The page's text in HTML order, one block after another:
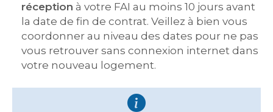
réception à votre FAI au moins 10 jours avant
la date de fin de contrat. Veillez à bien vous
coordonner au niveau des dates pour ne pas
vous retrouver sans connexion internet dans
votre nouveau logement.